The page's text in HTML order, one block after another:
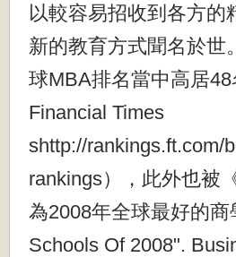
以較容易招收到各方
新的教育方式聞名於世
球MBA排名當中高居
Financial Times
shttp://rankings.ft.com/
rankings），此外也被
為2008年全球最好的
Schools Of 2008".